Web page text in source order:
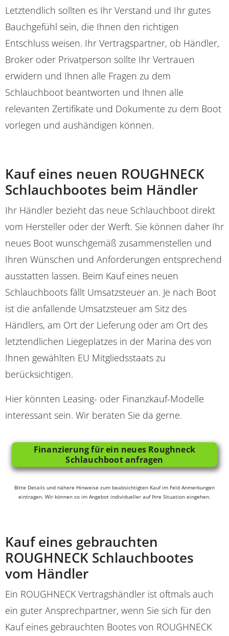
Letztendlich sollten es Ihr Verstand und Ihr gutes
Bauchgefühl sein, die Ihnen den richtigen
Entschluss weisen. Ihr Vertragspartner, ob Händler,
Broker oder Privatperson sollte Ihr Vertrauen
erwidern und Ihnen alle Fragen zu dem
Schlauchboot beantworten und Ihnen alle
relevanten Zertifikate und Dokumente zu dem Boot
vorlegen und aushändigen können.
Kauf eines neuen ROUGHNECK
Schlauchbootes beim Händler
Ihr Händler bezieht das neue Schlauchboot direkt
vom Hersteller oder der Werft. Sie können daher Ihr
neues Boot wunschgemäß zusammenstellen und
Ihren Wünschen und Anforderungen entsprechend
ausstatten lassen. Beim Kauf eines neuen
Schlauchboots fällt Umsatzsteuer an. Je nach Boot
ist die anfallende Umsatzsteuer am Sitz des
Händlers, am Ort der Lieferung oder am Ort des
letztendlichen Liegeplatzes in der Marina des von
Ihnen gewählten EU Mitgliedsstaats zu
berücksichtigen.
Hier könnten Leasing- oder Finanzkauf-Modelle
interessant sein. Wir beraten Sie da gerne.
Finanzierung für ein neues Roughneck
Schlauchboot anfragen
Bitte Details und nähere Hinweise zum beabsichtigten Kauf im Feld Anmerkungen
eintragen. Wir können so im Angebot individueller auf Ihre Situation eingehen.
Kauf eines gebrauchten
ROUGHNECK Schlauchbootes
vom Händler
Ein ROUGHNECK Vertragshändler ist oftmals auch
ein guter Ansprechpartner, wenn Sie sich für den
Kauf eines gebrauchten Bootes von ROUGHNECK